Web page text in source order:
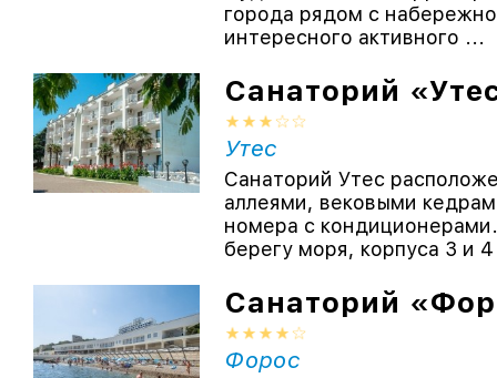
города рядом с
интересного активного ...
Санаторий
Утес
Санаторий Утес
аллеями, вековыми
номера с
берегу моря, корпуса 3 и
Санаторий
Форос